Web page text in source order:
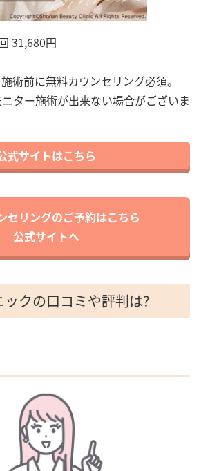
31,680円
術前に無料カウンセリング必須。
ター施術が出来ない場合がございま
式サイトはこちら
セリングのご予約はこちら
公式サイトへ
クの口コミや評判は?